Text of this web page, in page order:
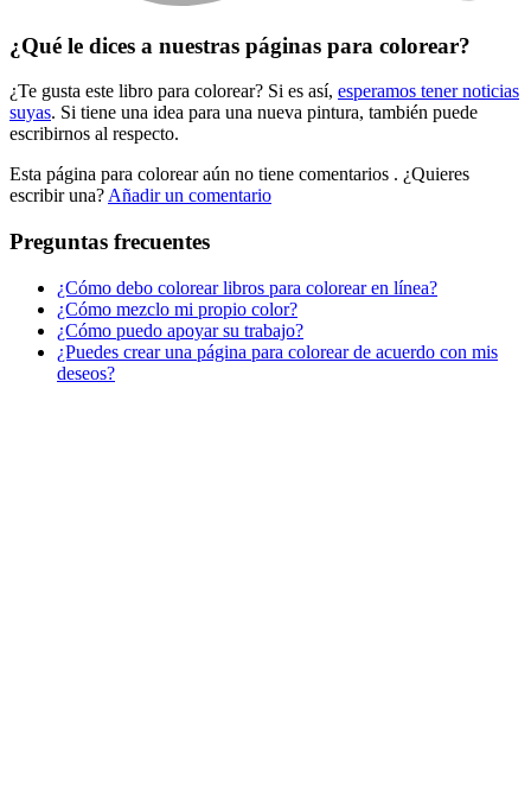
Libros para colorear para niños
Nezaradené
Sin categorizar
¿Qué le dices a nuestras páginas para colorear?
¿Te gusta este libro para colorear? Si es así, esperamos tener noticias
suyas. Si tiene una idea para una nueva pintura, también puede
escribirnos al respecto.
Esta página para colorear aún no tiene comentarios . ¿Quieres
escribir una? Añadir un comentario
Preguntas frecuentes
¿Cómo debo colorear libros para colorear en línea?
¿Cómo mezclo mi propio color?
¿Cómo puedo apoyar su trabajo?
¿Puedes crear una página para colorear de acuerdo con mis
deseos?